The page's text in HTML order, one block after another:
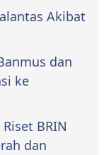
Akibat
dan
ke
BRIN
dan